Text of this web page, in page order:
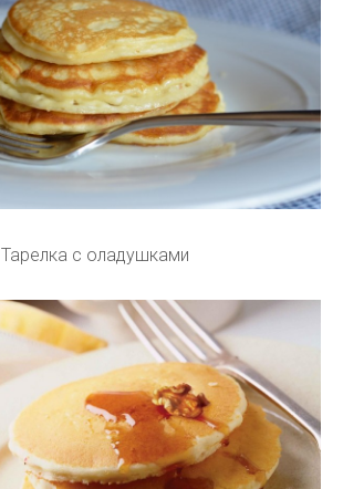
Тарелка с оладушками